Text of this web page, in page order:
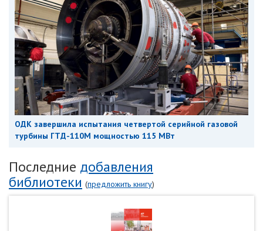
ОДК завершила испытания четвертой серийной газовой
турбины ГТД-110М мощностью 115 МВт
Последние добавления
библиотеки (предложить книгу)